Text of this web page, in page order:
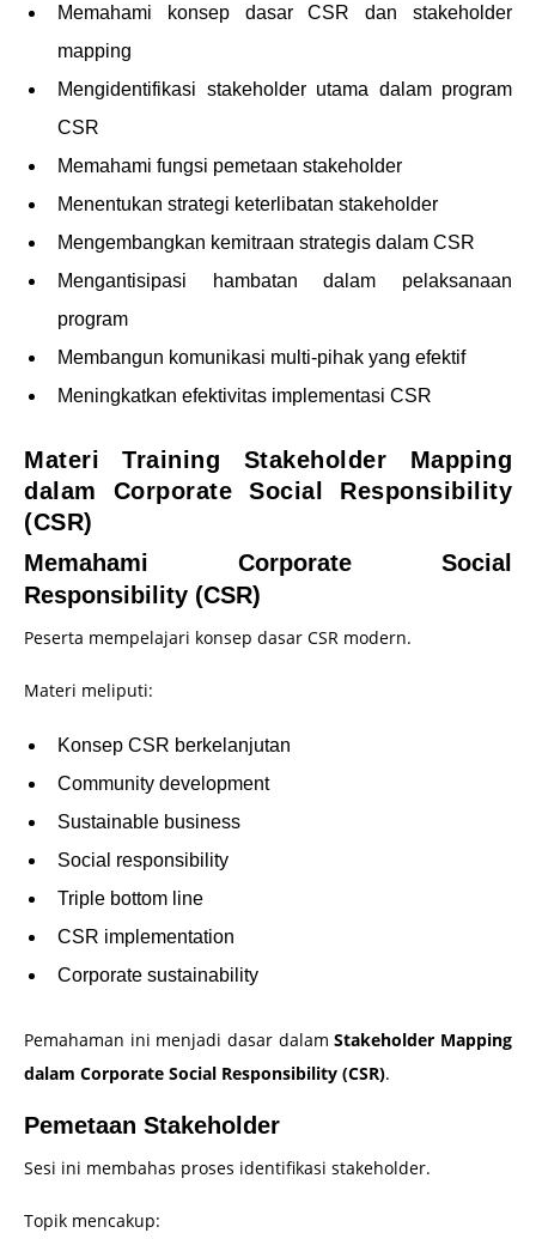
Memahami konsep dasar CSR dan stakeholder
mapping
Mengidentifikasi stakeholder utama dalam program
CSR
Memahami fungsi pemetaan stakeholder
Menentukan strategi keterlibatan stakeholder
Mengembangkan kemitraan strategis dalam CSR
Mengantisipasi hambatan dalam pelaksanaan
program
Membangun komunikasi multi-pihak yang efektif
Meningkatkan efektivitas implementasi CSR
Materi Training Stakeholder Mapping
dalam Corporate Social Responsibility
(CSR)
Memahami Corporate Social
Responsibility (CSR)
Peserta mempelajari konsep dasar CSR modern.
Materi meliputi:
Konsep CSR berkelanjutan
Community development
Sustainable business
Social responsibility
Triple bottom line
CSR implementation
Corporate sustainability
Pemahaman ini menjadi dasar dalamStakeholder Mapping
dalam Corporate Social Responsibility (CSR).
Pemetaan Stakeholder
Sesi ini membahas proses identifikasi stakeholder.
Topik mencakup: